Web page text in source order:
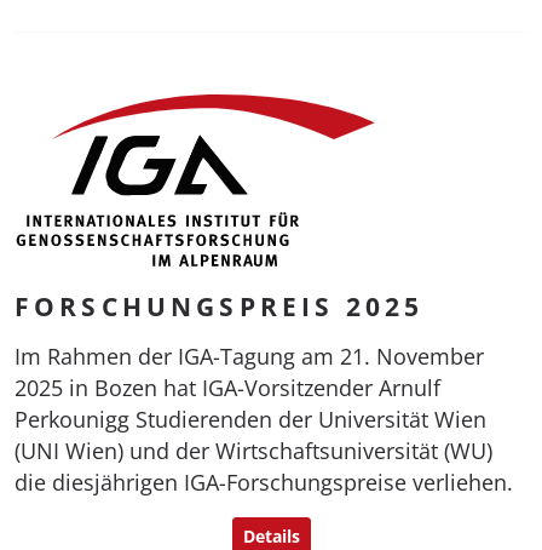
FORSCHUNGSPREIS 2025
Im Rahmen der IGA-Tagung am 21. November
2025 in Bozen hat IGA-Vorsitzender Arnulf
Perkounigg Studierenden der Universität Wien
(UNI Wien) und der Wirtschaftsuniversität (WU)
die diesjährigen IGA-Forschungspreise verliehen.
Details